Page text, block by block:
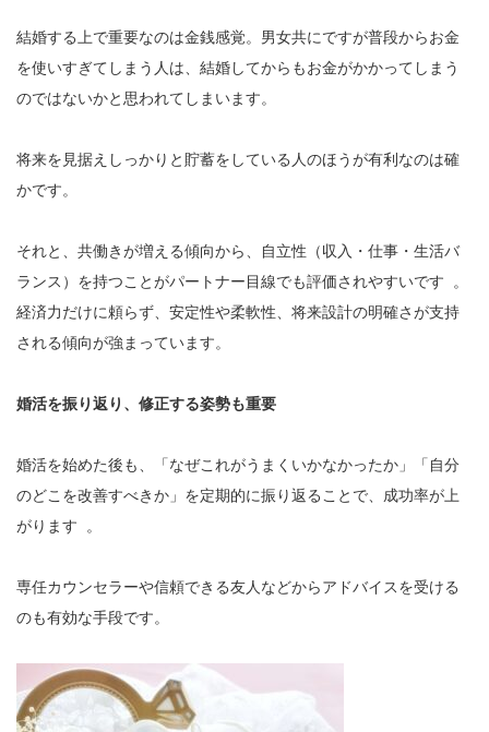
結婚する上で重要なのは金銭感覚。男女共にですが普段からお金
を使いすぎてしまう人は、結婚してからもお金がかかってしまう
のではないかと思われてしまいます。
将来を見据えしっかりと貯蓄をしている人のほうが有利なのは確
かです。
それと、共働きが増える傾向から、自立性（収入・仕事・生活バ
ランス）を持つことがパートナー目線でも評価されやすいです 。
経済力だけに頼らず、安定性や柔軟性、将来設計の明確さが支持
される傾向が強まっています。
婚活を振り返り、修正する姿勢も重要
婚活を始めた後も、「なぜこれがうまくいかなかったか」「自分
のどこを改善すべきか」を定期的に振り返ることで、成功率が上
がります 。
専任カウンセラーや信頼できる友人などからアドバイスを受ける
のも有効な手段です。